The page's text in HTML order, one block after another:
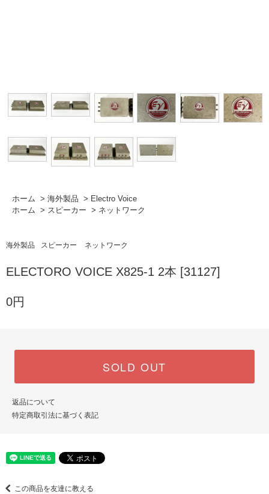
ホーム > 海外製品 > Electro Voice
ホーム > スピーカー > ネットワーク
海外製品 スピーカー ネットワーク
ELECTORO VOICE X825-1 2本 [31127]
0円
SOLD OUT
返品について
特定商取引法に基づく表記
この商品を友達に教える